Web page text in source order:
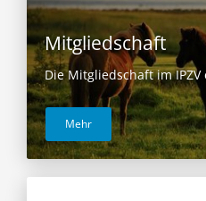
Mitgliedschaft
Die Mitgliedschaft im
Mehr